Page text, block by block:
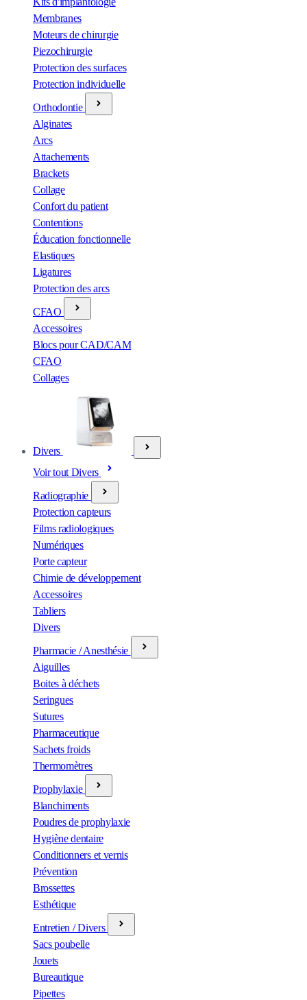
Membranes
Moteurs de chirurgie
Piezochirurgie
Protection des surfaces
Protection individuelle
Orthodontie
Alginates
Arcs
Attachements
Brackets
Collage
Confort du patient
Contentions
Éducation fonctionnelle
Elastiques
Ligatures
Protection des arcs
CFAO
Accessoires
Blocs pour CAD/CAM
CFAO
Collages
Divers
Voir tout Divers
Radiographie
Protection capteurs
Films radiologiques
Numériques
Porte capteur
Chimie de développement
Accessoires
Tabliers
Divers
Pharmacie / Anesthésie
Aiguilles
Boites à déchets
Seringues
Sutures
Pharmaceutique
Sachets froids
Thermomètres
Prophylaxie
Blanchiments
Poudres de prophylaxie
Hygiène dentaire
Conditionners et vernis
Prévention
Brossettes
Esthétique
Entretien / Divers
Sacs poubelle
Jouets
Bureautique
Pipettes